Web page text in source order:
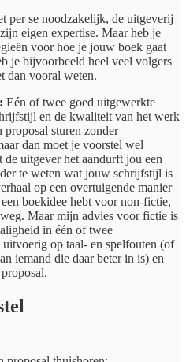
per se noodzakelijk, de uitgeverij
eigen expertise. Maar heb je
voor hoe je jouw boek gaat
je bijvoorbeeld heel veel volgers
dan vooral weten.
Eén of twee goed uitgewerkte
en de kwaliteit van het werk
proposal sturen zonder
dan moet je voorstel wel
uitgever het aandurft jou een
te weten wat jouw schrijfstijl is
op een overtuigende manier
boekidee hebt voor non-fictie,
Maar mijn advies voor fictie is
in één of twee
op taal- en spelfouten (of
iemand die daar beter in is) en